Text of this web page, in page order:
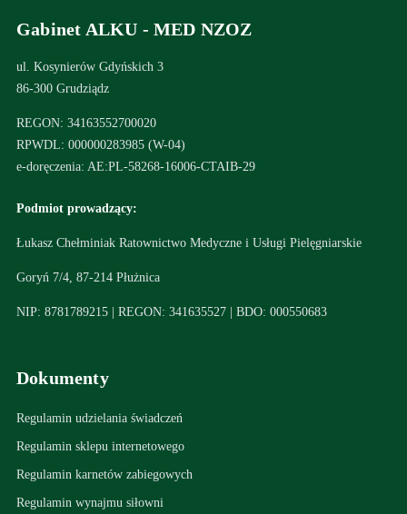
Gabinet ALKU - MED NZOZ
ul. Kosynierów Gdyńskich 3
86-300 Grudziądz
REGON: 34163552700020
RPWDL: 000000283985 (W-04)
e-doręczenia: AE:PL-58268-16006-CTAIB-29
Podmiot prowadzący:
Łukasz Chełminiak Ratownictwo Medyczne i Usługi Pielęgniarskie
Goryń 7/4, 87-214 Płużnica
NIP: 8781789215 | REGON: 341635527 | BDO: 000550683
Dokumenty
Regulamin udzielania świadczeń
Regulamin sklepu internetowego
Regulamin karnetów zabiegowych
Regulamin wynajmu siłowni